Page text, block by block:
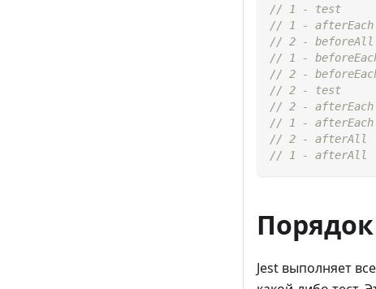
// 1 - test
// 1 - afterEach
// 2 - beforeAll
// 1 -
// 2 -
// 2 - test
// 2 - afterEach
// 1 - afterEach
// 2 - afterAll
// 1 - afterAll
Jest выполняет